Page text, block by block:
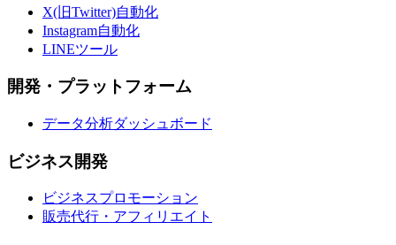
X(旧Twitter)自動化
Instagram自動化
LINEツール
開発・プラットフォーム
データ分析ダッシュボード
ビジネス開発
ビジネスプロモーション
販売代行・アフィリエイト